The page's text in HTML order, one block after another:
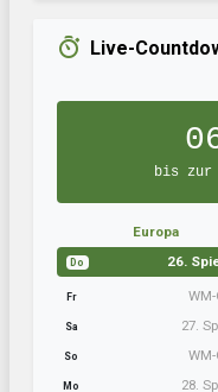
Live-
bis zur
Europa
Do 26.
Fr
Sa 27.
So
Mo 28.